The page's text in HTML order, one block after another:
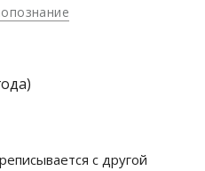
с другой